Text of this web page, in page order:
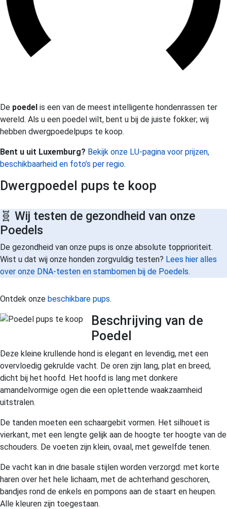
De poedel is een van de meest intelligente hondenrassen ter
wereld. Als u een poedel wilt, bent u bij de juiste fokker; wij
hebben dwergpoedelpups te koop.
Bent u uit Luxemburg? Bekijk onze LU-pagina voor prijzen,
beschikbaarheid en foto’s per regio.
Dwergpoedel pups te koop
🧬 Wij testen de gezondheid van onze
Poedels
De gezondheid van onze pups is onze absolute topprioriteit.
Wist u dat wij onze honden zorgvuldig testen? Lees hier alles
over onze DNA-testen en stambomen bij de Poedels.
Ontdek onze beschikbare pups.
Beschrijving van de
Poedel
Deze kleine krullende hond is elegant en levendig, met een
overvloedig gekrulde vacht. De oren zijn lang, plat en breed,
dicht bij het hoofd. Het hoofd is lang met donkere
amandelvormige ogen die een oplettende waakzaamheid
uitstralen.
De tanden moeten een schaargebit vormen. Het silhouet is
vierkant, met een lengte gelijk aan de hoogte ter hoogte van de
schouders. De voeten zijn klein, ovaal, met gewelfde tenen.
De vacht kan in drie basale stijlen worden verzorgd: met korte
haren over het hele lichaam, met de achterhand geschoren,
bandjes rond de enkels en pompons aan de staart en heupen.
Alle kleuren zijn toegestaan.